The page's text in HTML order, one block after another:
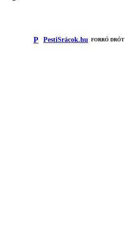
P PestiSrácok.hu FORRÓ DRÓT